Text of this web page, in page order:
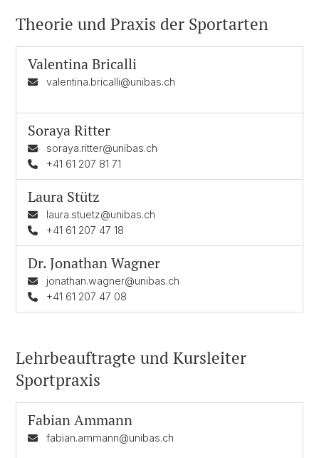
Theorie und Praxis der Sportarten
Valentina Bricalli
valentina.bricalli@unibas.ch
Soraya Ritter
soraya.ritter@unibas.ch
+41 61 207 81 71
Laura Stütz
laura.stuetz@unibas.ch
+41 61 207 47 18
Dr.Jonathan Wagner
jonathan.wagner@unibas.ch
+41 61 207 47 08
Lehrbeauftragte und Kursleiter
Sportpraxis
Fabian Ammann
fabian.ammann@unibas.ch